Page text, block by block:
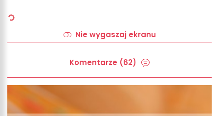
Nie wygaszaj ekranu
Komentarze (62)